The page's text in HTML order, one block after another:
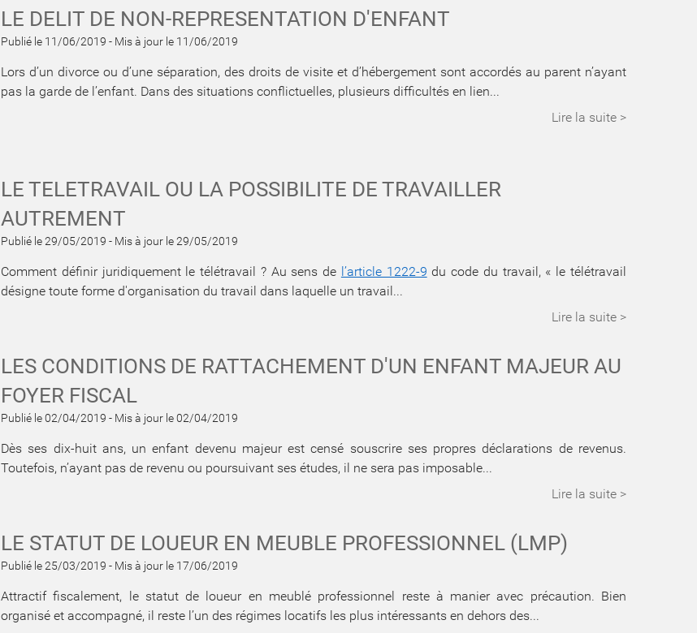
LE DELIT DE NON-REPRESENTATION D'ENFANT
Publié le 11/06/2019 - Mis à jour le 11/06/2019
Lors d’un divorce ou d’une séparation, des droits de visite et d’hébergement sont accordés au parent n’ayant
pas la garde de l’enfant. Dans des situations conflictuelles, plusieurs difficultés en lien...
Lire la suite >
LE TELETRAVAIL OU LA POSSIBILITE DE TRAVAILLER
AUTREMENT ​​​​​​​
Publié le 29/05/2019 - Mis à jour le 29/05/2019
Comment définir juridiquement le télétravail ? Au sens de l’article 1222-9 du code du travail, « le télétravail
désigne toute forme d'organisation du travail dans laquelle un travail...
Lire la suite >
LES CONDITIONS DE RATTACHEMENT D'UN ENFANT MAJEUR AU
FOYER FISCAL
Publié le 02/04/2019 - Mis à jour le 02/04/2019
Dès ses dix-huit ans, un enfant devenu majeur est censé souscrire ses propres déclarations de revenus.
Toutefois, n’ayant pas de revenu ou poursuivant ses études, il ne sera pas imposable...
Lire la suite >
LE STATUT DE LOUEUR EN MEUBLE PROFESSIONNEL (LMP)
Publié le 25/03/2019 - Mis à jour le 17/06/2019
Attractif fiscalement, le statut de loueur en meublé professionnel reste à manier avec précaution. Bien
organisé et accompagné, il reste l’un des régimes locatifs les plus intéressants en dehors des...